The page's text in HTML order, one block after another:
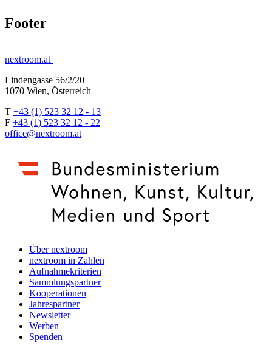
Footer
nextroom.at
Lindengasse 56/2/20
1070 Wien, Österreich
T +43 (1) 523 32 12 - 13
F +43 (1) 523 32 12 - 22
office@nextroom.at
Über nextroom
nextroom in Zahlen
Aufnahmekriterien
Sammlungspartner
Kooperationen
Jahrespartner
Newsletter
Werben
Spenden